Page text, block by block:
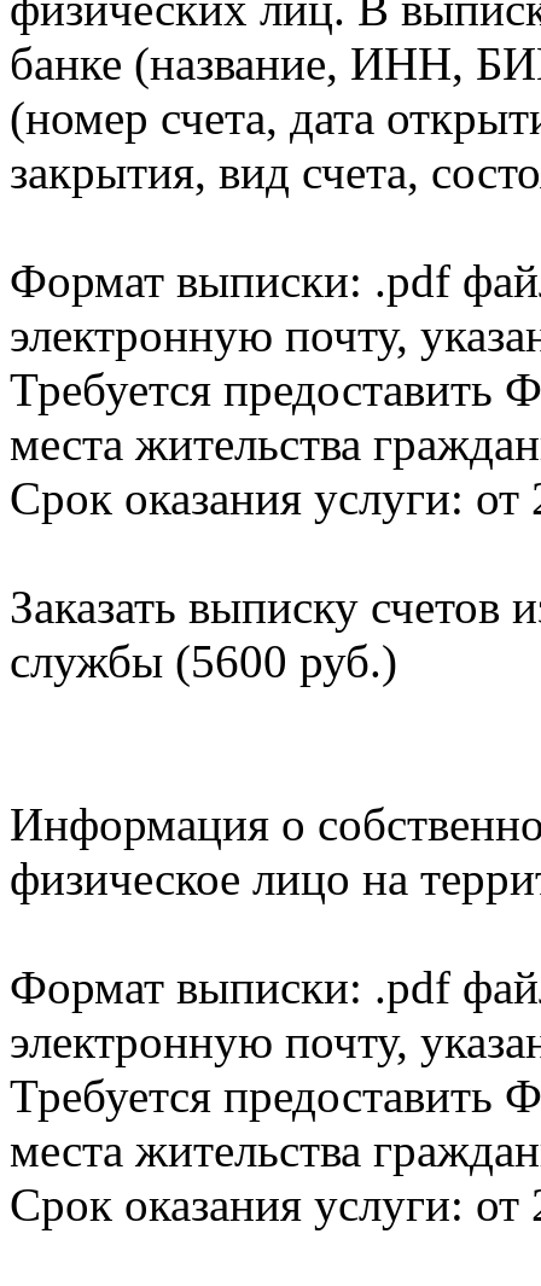
банке (название, ИНН,
(номер счета, дата
закрытия, вид счета,
Формат выписки: .pdf
электронную почту,
Требуется
места жительства
Срок оказания услуги: от
Заказать выписку счетов
службы (5600 руб.)
Информация о
физическое лицо на
Формат выписки: .pdf
электронную почту,
Требуется
места жительства
Срок оказания услуги: от